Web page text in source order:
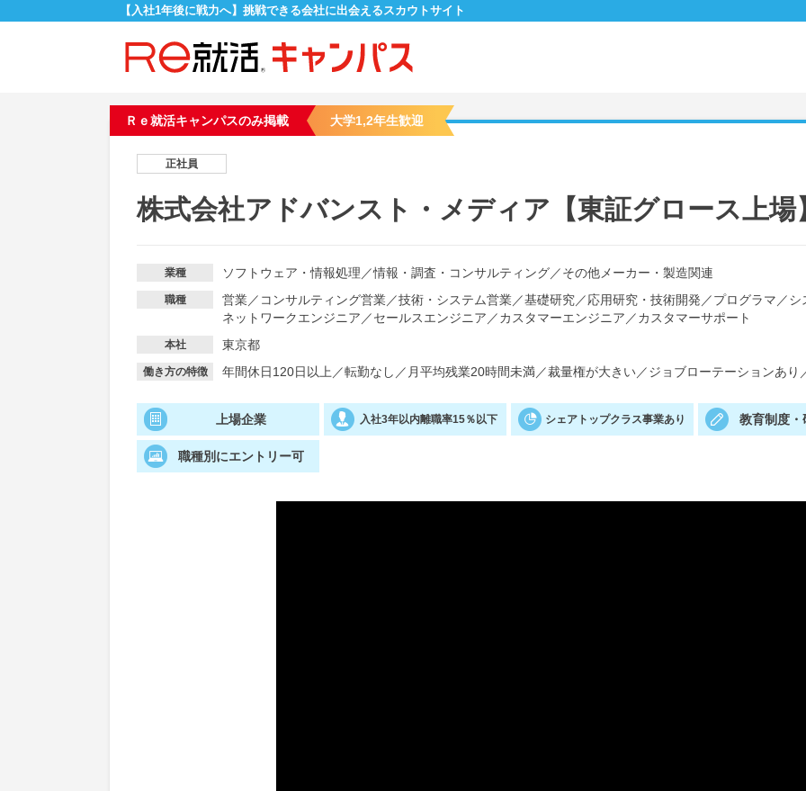
【入社1年後に戦力へ】挑戦できる会社に出会えるスカウトサイト
Ｒｅ就活キャンパスのみ掲載 大学1,2年生歓迎
正社員
株式会社アドバンスト・メディア【東証グロース上場
業種 ソフトウェア・情報処理 ／情報・調査・コンサルティング／その他メーカー・製造関連
職種 営業／ コンサルティング営業／技術・システム営業／基礎研究／応用研究・技術開発 ／プログラマ ／シ
ネットワークエンジニア ／セールスエンジニア ／カスタマーエンジニア ／カスタマーサポート
本社 東京都
働き方の特徴 年間休日120日以上 ／転勤なし ／ 月平均残業20時間未満／裁量権が大きい／ジョブローテーションあり
上場企業 入社3年以内離職率15％以下 シェアトップクラス事業あり 教育制度
職種別にエントリー可